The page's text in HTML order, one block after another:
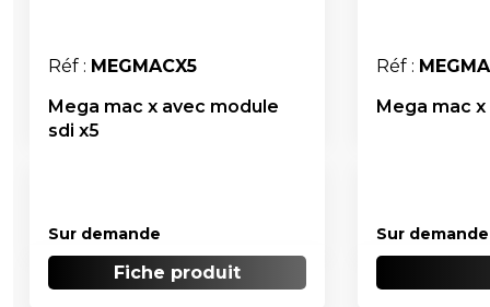
Réf : MEGMACX5
Mega mac x avec module
sdi x5
Sur demande
Fiche produit
Réf :
Mega mac
Sur demande